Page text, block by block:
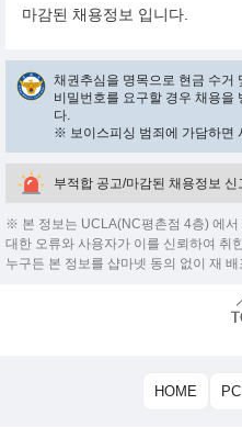
마감된 채용정보 입니다.
채권추심을 명목으로 현금 수거
비밀번호를 요구할 경우 채용을
다.
※ 보이스피싱 범죄에 가담하면
부적합 공고/마감된 채용정보 신
※ 본 정보는 UCLA(NC평촌점 4층) 에서
대한 오류와 사용자가 이를 신뢰하여 취
누구든 본 정보를 샵마넷 동의 없이 재
HOME